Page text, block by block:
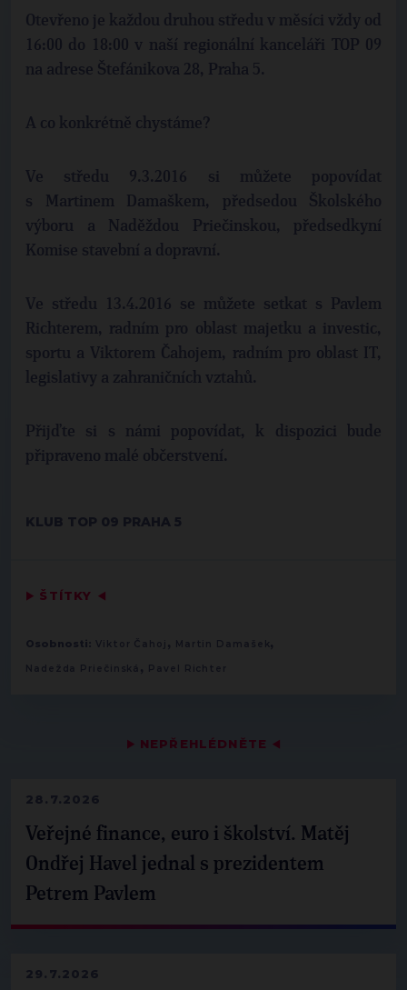
▶ NEPŘEHLÉDNĚTE ◀
28.7.2026
Veřejné finance, euro i školství. Matěj
Ondřej Havel jednal s prezidentem
Petrem Pavlem
29.7.2026
Otevřeno je každou druhou středu v měsíci vždy od
16:00 do 18:00 v naší regionální kanceláři TOP 09
na adrese Štefánikova 28, Praha 5.
A co konkrétně chystáme?
Ve středu 9.3.2016 si můžete popovídat
s Martinem Damaškem, předsedou Školského
výboru a Naděždou Priečinskou, předsedkyní
Komise stavební a dopravní.
Ve středu 13.4.2016 se můžete setkat s Pavlem
Richterem, radním pro oblast majetku a investic,
sportu a Viktorem Čahojem, radním pro oblast IT,
legislativy a zahraničních vztahů.
Přijďte si s námi popovídat, k dispozici bude
připraveno malé občerstvení.
KLUB TOP 09 PRAHA 5
▶ ŠTÍTKY ◀
Osobnosti: Viktor Čahoj , Martin Damašek,
Nadežda Priečinská , Pavel Richter